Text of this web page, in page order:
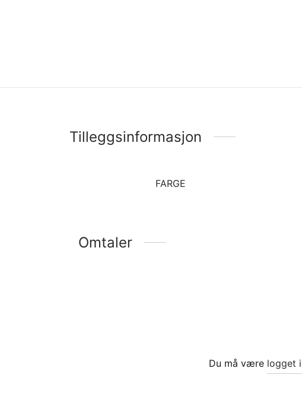
Tilleggsinformasjon
FARGE
Omtaler
Du må være logget